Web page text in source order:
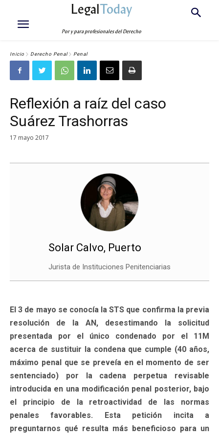
LegalToday
Por y para profesionales del Derecho
Inicio Derecho Penal Penal
Reflexión a raíz del caso
Suárez Trashorras
17 mayo 2017
Solar Calvo, Puerto
Jurista de Instituciones Penitenciarias
El 3 de mayo se conocía la STS que confirma la previa
resolución de la AN, desestimando la solicitud
presentada por el único condenado por el 11M
acerca de sustituir la condena que cumple (40 años,
máximo penal que se preveía en el momento de ser
sentenciado) por la cadena perpetua revisable
introducida en una modificación penal posterior, bajo
el principio de la retroactividad de las normas
penales favorables. Esta petición incita a
preguntarnos qué resulta más beneficioso para un